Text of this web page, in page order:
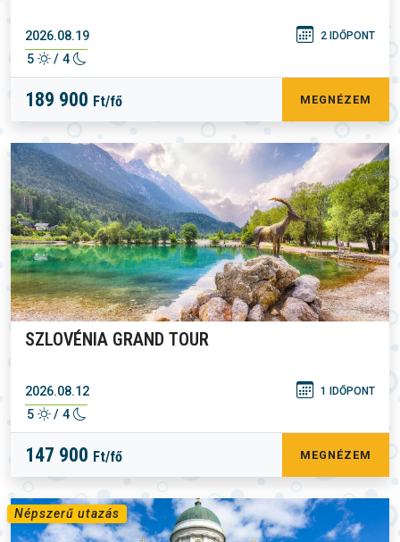
2026.08.19 2 IDŐPONT
5 / 4
189 900 Ft/fő MEGNÉZEM
SZLOVÉNIA GRAND TOUR
2026.08.12 1 IDŐPONT
5 / 4
147 900 Ft/fő MEGNÉZEM
Népszerű utazás